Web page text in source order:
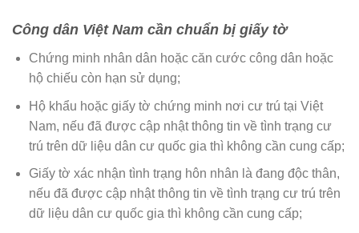
Công dân Việt Nam cần chuẩn bị giấy tờ
Chứng minh nhân dân hoặc căn cước công dân hoặc
hộ chiếu còn hạn sử dụng;
Hộ khẩu hoặc giấy tờ chứng minh nơi cư trú tại Việt
Nam, nếu đã được cập nhật thông tin về tình trạng cư
trú trên dữ liệu dân cư quốc gia thì không cần cung cấp;
Giấy tờ xác nhận tình trạng hôn nhân là đang độc thân,
nếu đã được cập nhật thông tin về tình trạng cư trú trên
dữ liệu dân cư quốc gia thì không cần cung cấp;